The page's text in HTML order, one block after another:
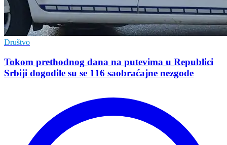
Društvo
Tokom prethodnog dana na putevima u Republici
Srbiji dogodile su se 116 saobraćajne nezgode